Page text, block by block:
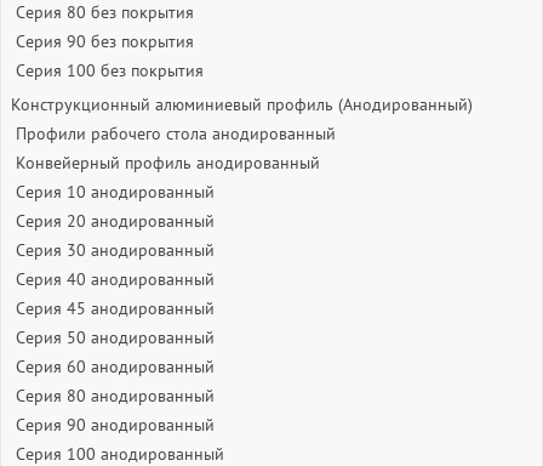
Серия 80 без покрытия
Серия 90 без покрытия
Серия 100 без покрытия
Конструкционный алюминиевый профиль (Анодированный)
Профили рабочего стола анодированный
Конвейерный профиль анодированный
Серия 10 анодированный
Серия 20 анодированный
Серия 30 анодированный
Серия 40 анодированный
Серия 45 анодированный
Серия 50 анодированный
Серия 60 анодированный
Серия 80 анодированный
Серия 90 анодированный
Серия 100 анодированный